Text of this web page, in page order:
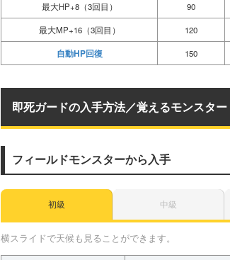
最大HP+8（3回目） 90
最大MP+16（3回目） 120
自動HP回復 150
即死ガードの入手方法／覚えるモンスター
フィールドモンスターから入手
初級 中級
横スライドで天候も見ることができます。